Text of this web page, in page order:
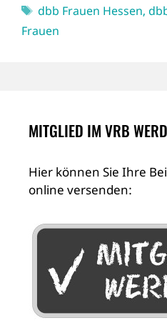
Schlagwörter
dbb Frauen Hessen,
Frauen
MITGLIED IM VRB
Hier können Sie Ihre
online versenden: